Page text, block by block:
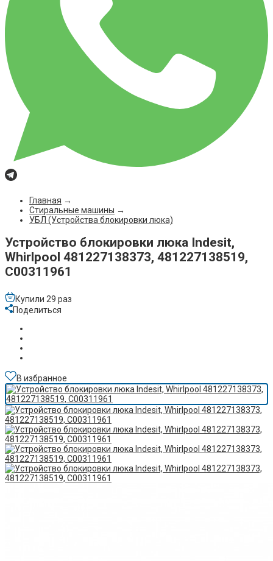
Главная →
Стиральные машины →
УБЛ (Устройства блокировки люка)
Устройство блокировки люка Indesit,
Whirlpool 481227138373, 481227138519,
C00311961
Купили 29 раз
Поделиться
В избранное